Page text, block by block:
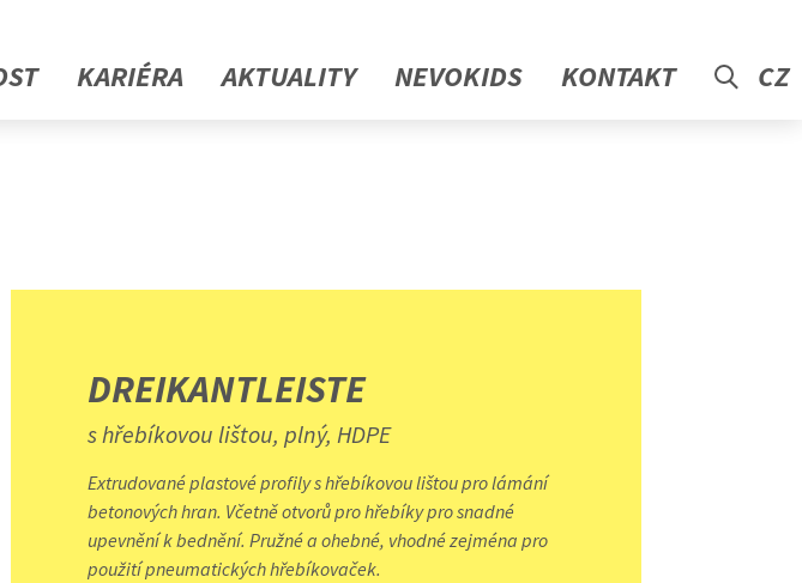
KARIÉRA AKTUALITY NEVOKIDS KONTAKT CZ
DREIKANTLEISTE
s hřebíkovou lištou, plný, HDPE
Extrudované plastové profily s hřebíkovou lištou pro lámání
betonových hran. Včetně otvorů pro hřebíky pro snadné
upevnění k bednění. Pružné a ohebné, vhodné zejména pro
použití pneumatických hřebíkovaček.